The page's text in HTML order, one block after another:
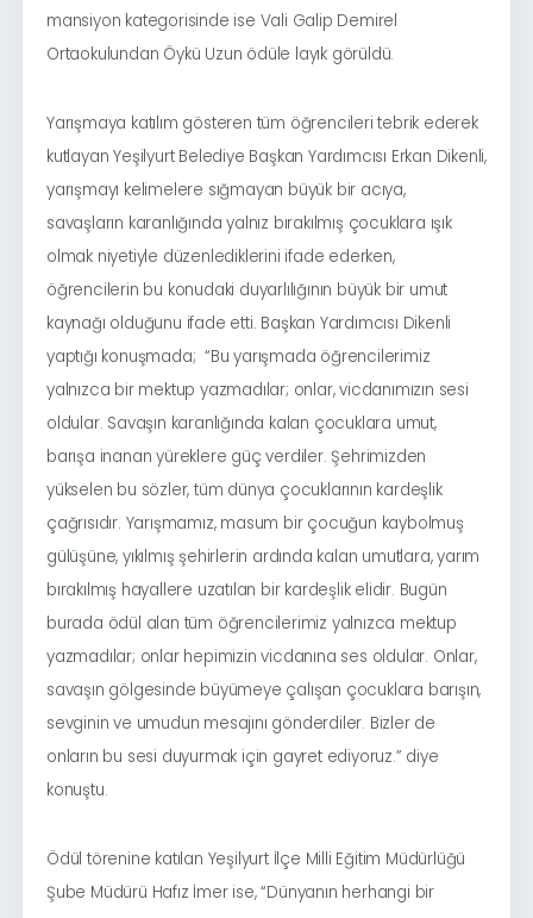
mansiyon kategorisinde ise Vali Galip Demirel
Ortaokulundan Öykü Uzun ödüle layık görüldü.
Yarışmaya katılım gösteren tüm öğrencileri tebrik ederek
kutlayan Yeşilyurt Belediye Başkan Yardımcısı Erkan Dikenli,
yarışmayı kelimelere sığmayan büyük bir acıya,
savaşların karanlığında yalnız bırakılmış çocuklara ışık
olmak niyetiyle düzenlediklerini ifade ederken,
öğrencilerin bu konudaki duyarlılığının büyük bir umut
kaynağı olduğunu ifade etti. Başkan Yardımcısı Dikenli
yaptığı konuşmada; “Bu yarışmada öğrencilerimiz
yalnızca bir mektup yazmadılar; onlar, vicdanımızın sesi
oldular. Savaşın karanlığında kalan çocuklara umut,
barışa inanan yüreklere güç verdiler. Şehrimizden
yükselen bu sözler, tüm dünya çocuklarının kardeşlik
çağrısıdır. Yarışmamız, masum bir çocuğun kaybolmuş
gülüşüne, yıkılmış şehirlerin ardında kalan umutlara, yarım
bırakılmış hayallere uzatılan bir kardeşlik elidir. Bugün
burada ödül alan tüm öğrencilerimiz yalnızca mektup
yazmadılar; onlar hepimizin vicdanına ses oldular. Onlar,
savaşın gölgesinde büyümeye çalışan çocuklara barışın,
sevginin ve umudun mesajını gönderdiler. Bizler de
onların bu sesi duyurmak için gayret ediyoruz.” diye
konuştu.
Ödül törenine katılan Yeşilyurt İlçe Milli Eğitim Müdürlüğü
Şube Müdürü Hafız İmer ise, “Dünyanın herhangi bir